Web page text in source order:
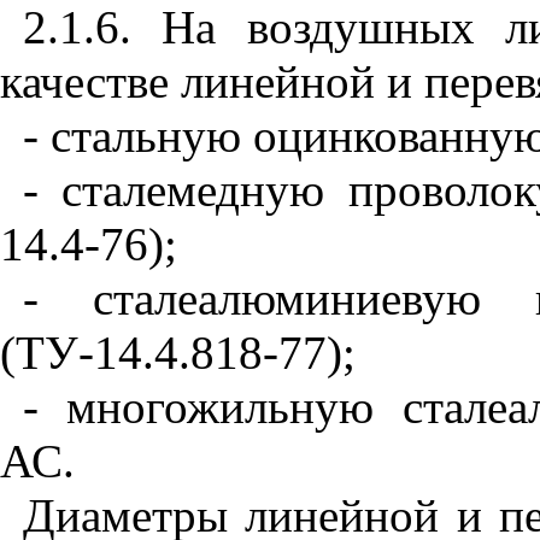
2.1.6. На воздушных
качестве линейной и
- стальную
- сталемедную
14.4-76);
-
(ТУ-14.4.818-77);
- многожильную
АС.
Диаметры линейной и